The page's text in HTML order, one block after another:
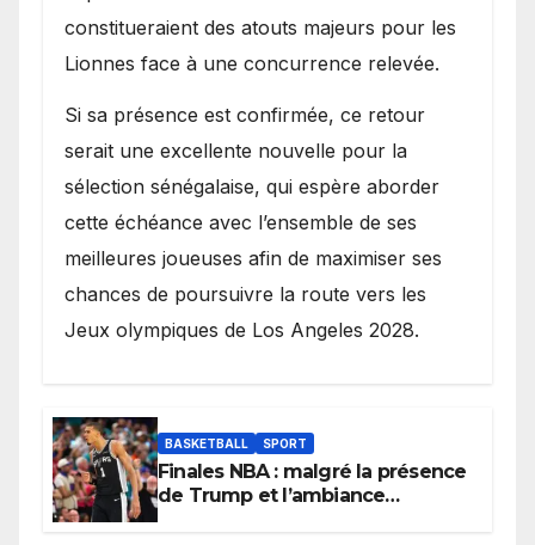
constitueraient des atouts majeurs pour les
Lionnes face à une concurrence relevée.
Si sa présence est confirmée, ce retour
serait une excellente nouvelle pour la
sélection sénégalaise, qui espère aborder
cette échéance avec l’ensemble de ses
meilleures joueuses afin de maximiser ses
chances de poursuivre la route vers les
Jeux olympiques de Los Angeles 2028.
BASKETBALL SPORT
Finales NBA : malgré la présence
de Trump et l’ambiance